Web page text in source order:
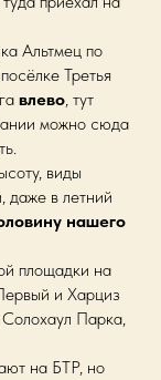
Альтмец по
Третья
влево, тут
можно сюда
виды
даже в летний
нашего
площадки на
и Харциз
Солохаул Парка,
на БТР, но